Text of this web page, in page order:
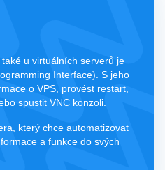
u virtuálních serverů je
Interface). S jeho
o VPS, provést restart,
spustit VNC konzoli.
který chce automatizovat
a funkce do svých